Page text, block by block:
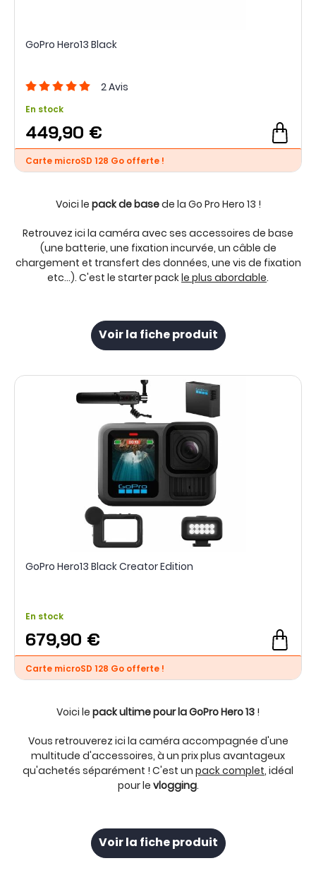
GoPro Hero13 Black
2Avis
En stock
449,90 €
Carte microSD 128 Go offerte !
Voici le pack de basede la Go Pro Hero 13 !
Retrouvez ici la caméra avec ses accessoires de base
(une batterie, une fixation incurvée, un câble de
chargement et transfert des données, une vis de fixation
etc...). C'est le starter packle plus abordable.
Voir la fiche produit
GoPro Hero13 Black Creator Edition
En stock
679,90 €
Carte microSD 128 Go offerte !
Voici le pack ultime pour la GoPro Hero 13 !
Vous retrouverez ici la caméra accompagnée d'une
multitude d'accessoires, à un prix plus avantageux
qu'achetés séparément ! C'est un pack complet, idéal
pour le vlogging.
Voir la fiche produit